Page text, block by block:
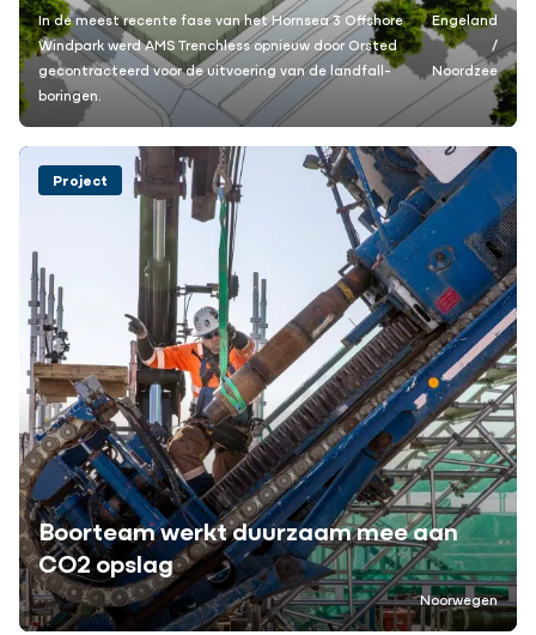
In de meest recente fase van het Hornsea 3 Offshore
Windpark werd AMS Trenchless opnieuw door Orsted
gecontracteerd voor de uitvoering van de landfall-
boringen.
Engeland
/
Noordzee
Boorteam werkt duurzaam mee aan
CO2 opslag
Project
Noorwegen